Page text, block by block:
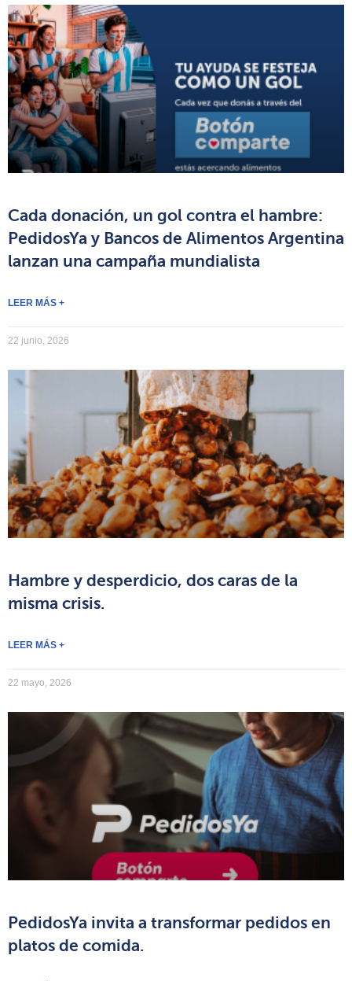
Cada donación, un gol contra el hambre:
PedidosYa y Bancos de Alimentos Argentina
lanzan una campaña mundialista
LEER MÁS +
22 junio, 2026
Hambre y desperdicio, dos caras de la
misma crisis.
LEER MÁS +
22 mayo, 2026
PedidosYa invita a transformar pedidos en
platos de comida.